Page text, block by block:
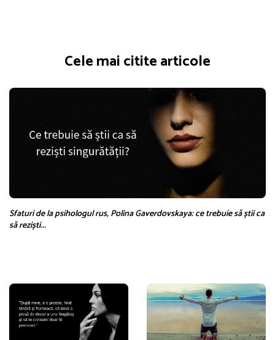
Cele mai citite articole
Sfaturi de la psihologul rus, Polina Gaverdovskaya: ce trebuie să știi ca
să reziști...